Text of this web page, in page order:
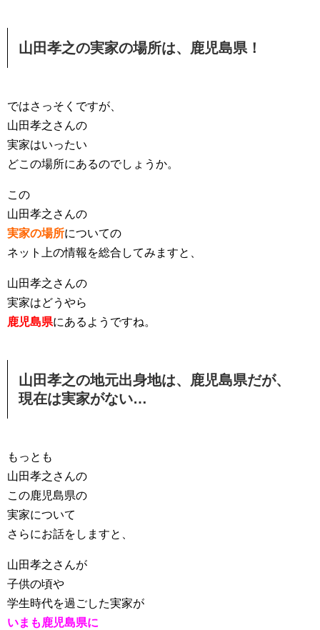
山田孝之の実家の場所は、鹿児島県！
ではさっそくですが、
山田孝之さんの
実家はいったい
どこの場所にあるのでしょうか。
この
山田孝之さんの
実家の場所についての
ネット上の情報を総合してみますと、
山田孝之さんの
実家はどうやら
鹿児島県にあるようですね。
山田孝之の地元出身地は、鹿児島県だが、
現在は実家がない…
もっとも
山田孝之さんの
この鹿児島県の
実家について
さらにお話をしますと、
山田孝之さんが
子供の頃や
学生時代を過ごした実家が
いまも鹿児島県に